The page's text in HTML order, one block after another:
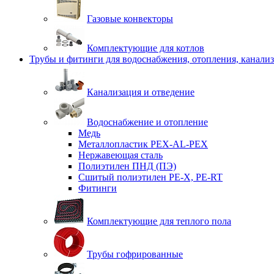
Газовые конвекторы
Комплектующие для котлов
Трубы и фитинги для водоснабжения, отопления,
Канализация и отведение
Водоснабжение и отопление
Медь
Металлопластик PEX-AL-PEX
Нержавеющая сталь
Полиэтилен ПНД (ПЭ)
Сшитый полиэтилен PE-X, PE-RT
Фитинги
Комплектующие для теплого пола
Трубы гофрированные